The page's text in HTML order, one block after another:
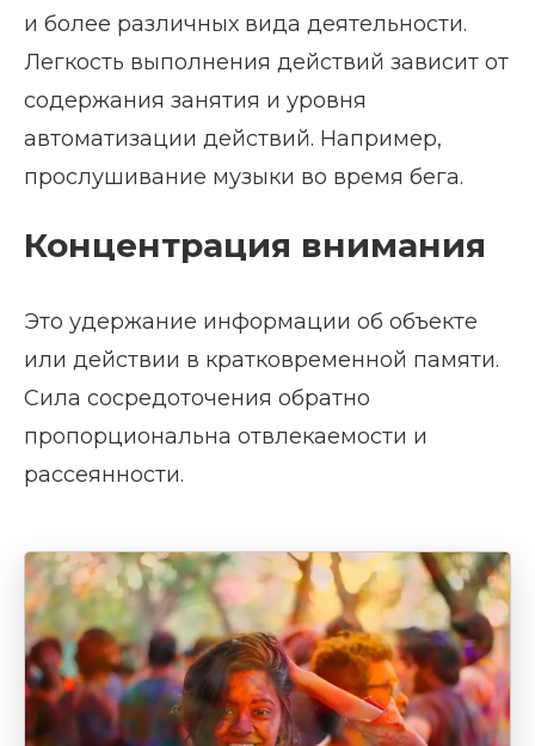
и более различных вида деятельности.
Легкость выполнения действий зависит от
содержания занятия и уровня
автоматизации действий. Например,
прослушивание музыки во время бега.
Концентрация внимания
Это удержание информации об объекте
или действии в кратковременной памяти.
Сила сосредоточения обратно
пропорциональна отвлекаемости и
рассеянности.